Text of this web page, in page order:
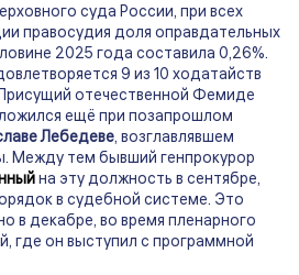
суда России, при всех
правосудия доля оправдательных
2025 года составила 0,26%.
9 из 10 ходатайств
отечественной Фемиде
ещё при позапрошлом
Лебедеве, возглавлявшем
Между тем бывший генпрокурор
на эту должность в сентябре,
в судебной системе. Это
в декабре, во время пленарного
где он выступил с программной